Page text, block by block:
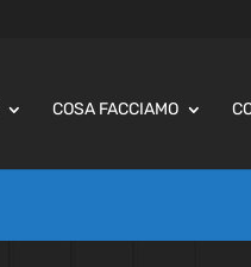
COSA FACCIAMO